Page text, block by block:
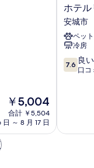
現
在
の
￥5,004
合計 ￥5,504
日 ～ 8 月 17 日
ホ
テ
ル
リ
ブ
マ
ッ
城
ホテ
安城市
ペッ
冷房
10
段
口
7.6 良い
口コ